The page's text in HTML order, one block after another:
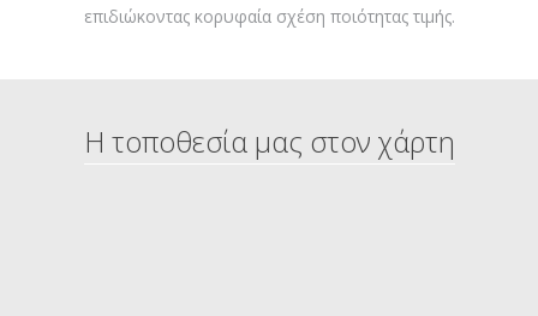
επιδιώκοντας κορυφαία σχέση ποιότητας τιμής.
Η τοποθεσία μας στον χάρτη